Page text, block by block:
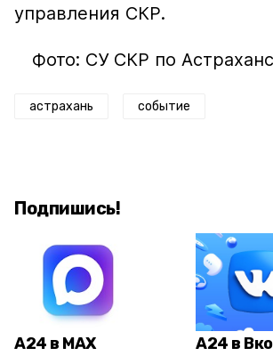
управления СКР.
Фото: СУ СКР по
астрахань событие
Подпишись!
А24 в MAX А24 в